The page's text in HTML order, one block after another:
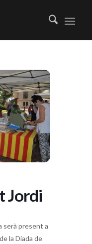
Jordi
serà present a
la Diada de